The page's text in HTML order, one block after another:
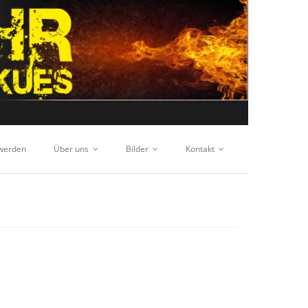
Über uns Bilder Kontakt